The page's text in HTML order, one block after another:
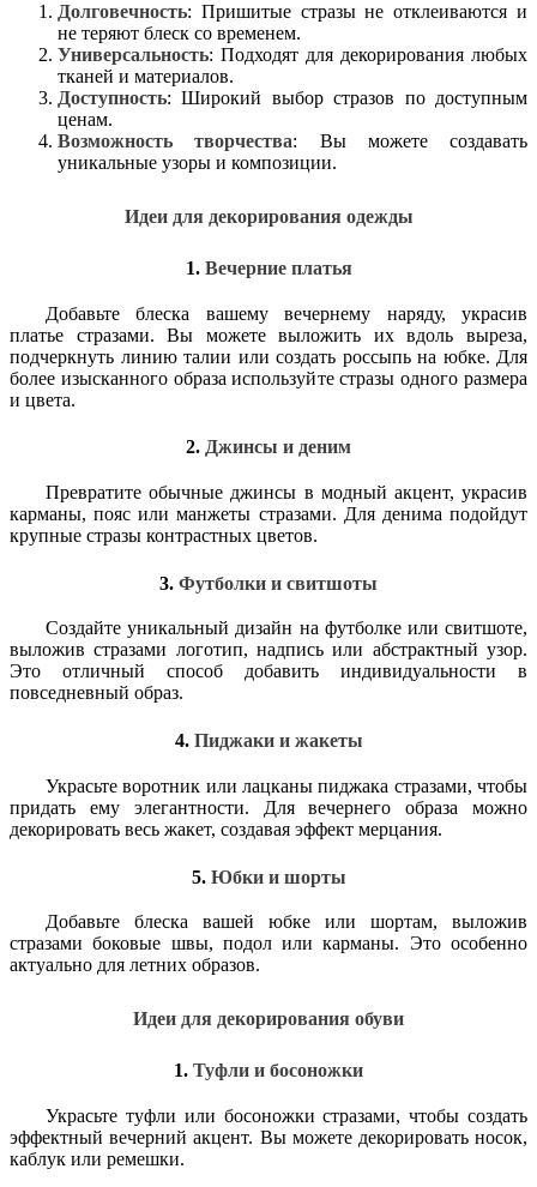
Долговечность: Пришитые стразы не отклеиваются и
не теряют блеск со временем.
Универсальность: Подходят для декорирования любых
тканей и материалов.
Доступность: Широкий выбор стразов по доступным
ценам.
Возможность творчества: Вы можете создавать
уникальные узоры и композиции.
Идеи для декорирования одежды
1. Вечерние платья
Добавьте блеска вашему вечернему наряду, украсив
платье стразами. Вы можете выложить их вдоль выреза,
подчеркнуть линию талии или создать россыпь на юбке. Для
более изысканного образа используйте стразы одного размера
и цвета.
2. Джинсы и деним
Превратите обычные джинсы в модный акцент, украсив
карманы, пояс или манжеты стразами. Для денима подойдут
крупные стразы контрастных цветов.
3. Футболки и свитшоты
Создайте уникальный дизайн на футболке или свитшоте,
выложив стразами логотип, надпись или абстрактный узор.
Это отличный способ добавить индивидуальности в
повседневный образ.
4. Пиджаки и жакеты
Украсьте воротник или лацканы пиджака стразами, чтобы
придать ему элегантности. Для вечернего образа можно
декорировать весь жакет, создавая эффект мерцания.
5. Юбки и шорты
Добавьте блеска вашей юбке или шортам, выложив
стразами боковые швы, подол или карманы. Это особенно
актуально для летних образов.
Идеи для декорирования обуви
1. Туфли и босоножки
Украсьте туфли или босоножки стразами, чтобы создать
эффектный вечерний акцент. Вы можете декорировать носок,
каблук или ремешки.